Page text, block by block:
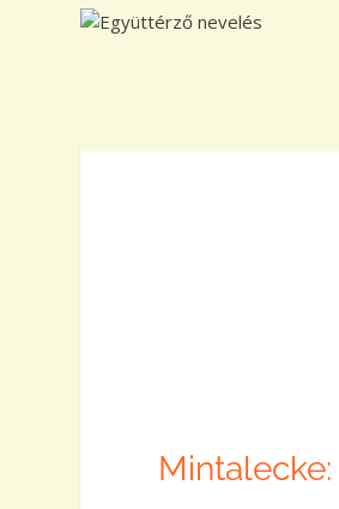
Mintalecke: